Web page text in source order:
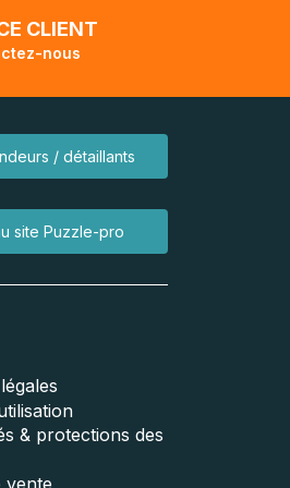
CLIENT
nous
/ détaillants
site Puzzle-pro
& protections des
vente